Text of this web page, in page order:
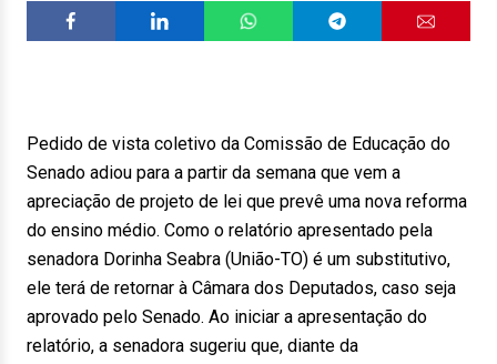
Pedido de vista coletivo da Comissão de Educação do
Senado adiou para a partir da semana que vem a
apreciação de projeto de lei que prevê uma nova reforma
do ensino médio. Como o relatório apresentado pela
senadora Dorinha Seabra (União-TO) é um substitutivo,
ele terá de retornar à Câmara dos Deputados, caso seja
aprovado pelo Senado. Ao iniciar a apresentação do
relatório, a senadora sugeriu que, diante da